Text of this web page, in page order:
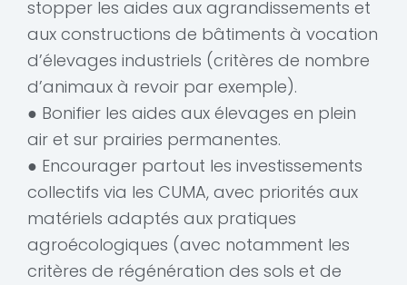
stopper les aides aux agrandissements et
aux constructions de bâtiments à vocation
d’élevages industriels (critères de nombre
d’animaux à revoir par exemple).
● Bonifier les aides aux élevages en plein
air et sur prairies permanentes.
● Encourager partout les investissements
collectifs via les CUMA, avec priorités aux
matériels adaptés aux pratiques
agroécologiques (avec notamment les
critères de régénération des sols et de